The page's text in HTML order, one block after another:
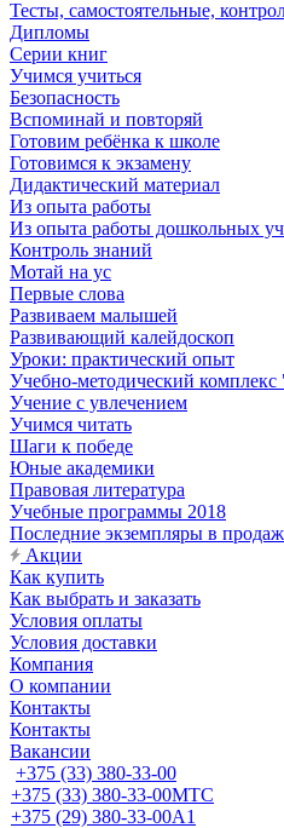
Тесты, самостоятельные,
Дипломы
Серии книг
Учимся учиться
Безопасность
Вспоминай и повторяй
Готовим ребёнка к школе
Готовимся к экзамену
Дидактический материал
Из опыта работы
Из опыта работы дошкольных
Контроль знаний
Мотай на ус
Первые слова
Развиваем малышей
Развивающий калейдоскоп
Уроки: практический опыт
Учебно-методический
Учение с увлечением
Учимся читать
Шаги к победе
Юные академики
Правовая литература
Учебные программы 2018
Последние экземпляры в
Акции
Как купить
Как выбрать и заказать
Условия оплаты
Условия доставки
Компания
О компании
Контакты
Контакты
Вакансии
+375 (33) 380-33-00
+375 (33) 380-33-00МТС
+375 (29) 380-33-00А1